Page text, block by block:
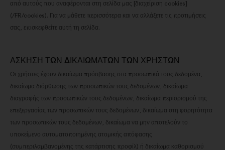
από αυτούς που αναφέρονται στη σελίδα μας [διαχείριση cookies]
(/FR/cookies). Για να μάθετε περισσότερα και να αλλάξετε τις προτιμήσεις
σας, επισκεφθείτε αυτή τη σελίδα.
ΑΣΚΗΣΗ ΤΩΝ ΔΙΚΑΙΩΜΑΤΩΝ ΤΩΝ ΧΡΗΣΤΩΝ
Οι χρήστες έχουν δικαίωμα πρόσβασης στα προσωπικά τους δεδομένα,
δικαίωμα διόρθωσης των προσωπικών τους δεδομένων, δικαίωμα
διαγραφής των προσωπικών τους δεδομένων, δικαίωμα περιορισμού της
επεξεργασίας των προσωπικών τους δεδομένων, δικαίωμα στη φορητότητα
των προσωπικών τους δεδομένων, δικαίωμα να μην αποτελούν το
υποκείμενο αυτοματοποιημένης ατομικής απόφασης
(συμπεριλαμβανομένης της κατάρτισης προφίλ) ή δικαίωμα καθορισμού